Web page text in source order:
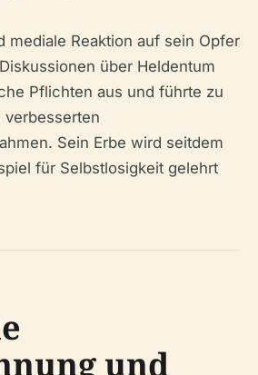
mediale Reaktion auf sein Opfer
über Heldentum
Pflichten aus und führte zu
verbesserten
Sein Erbe wird seitdem
für Selbstlosigkeit gelehrt
und